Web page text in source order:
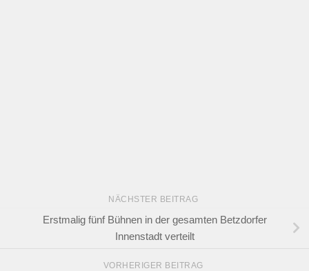
NÄCHSTER BEITRAG
Erstmalig fünf Bühnen in der gesamten Betzdorfer
Innenstadt verteilt
VORHERIGER BEITRAG